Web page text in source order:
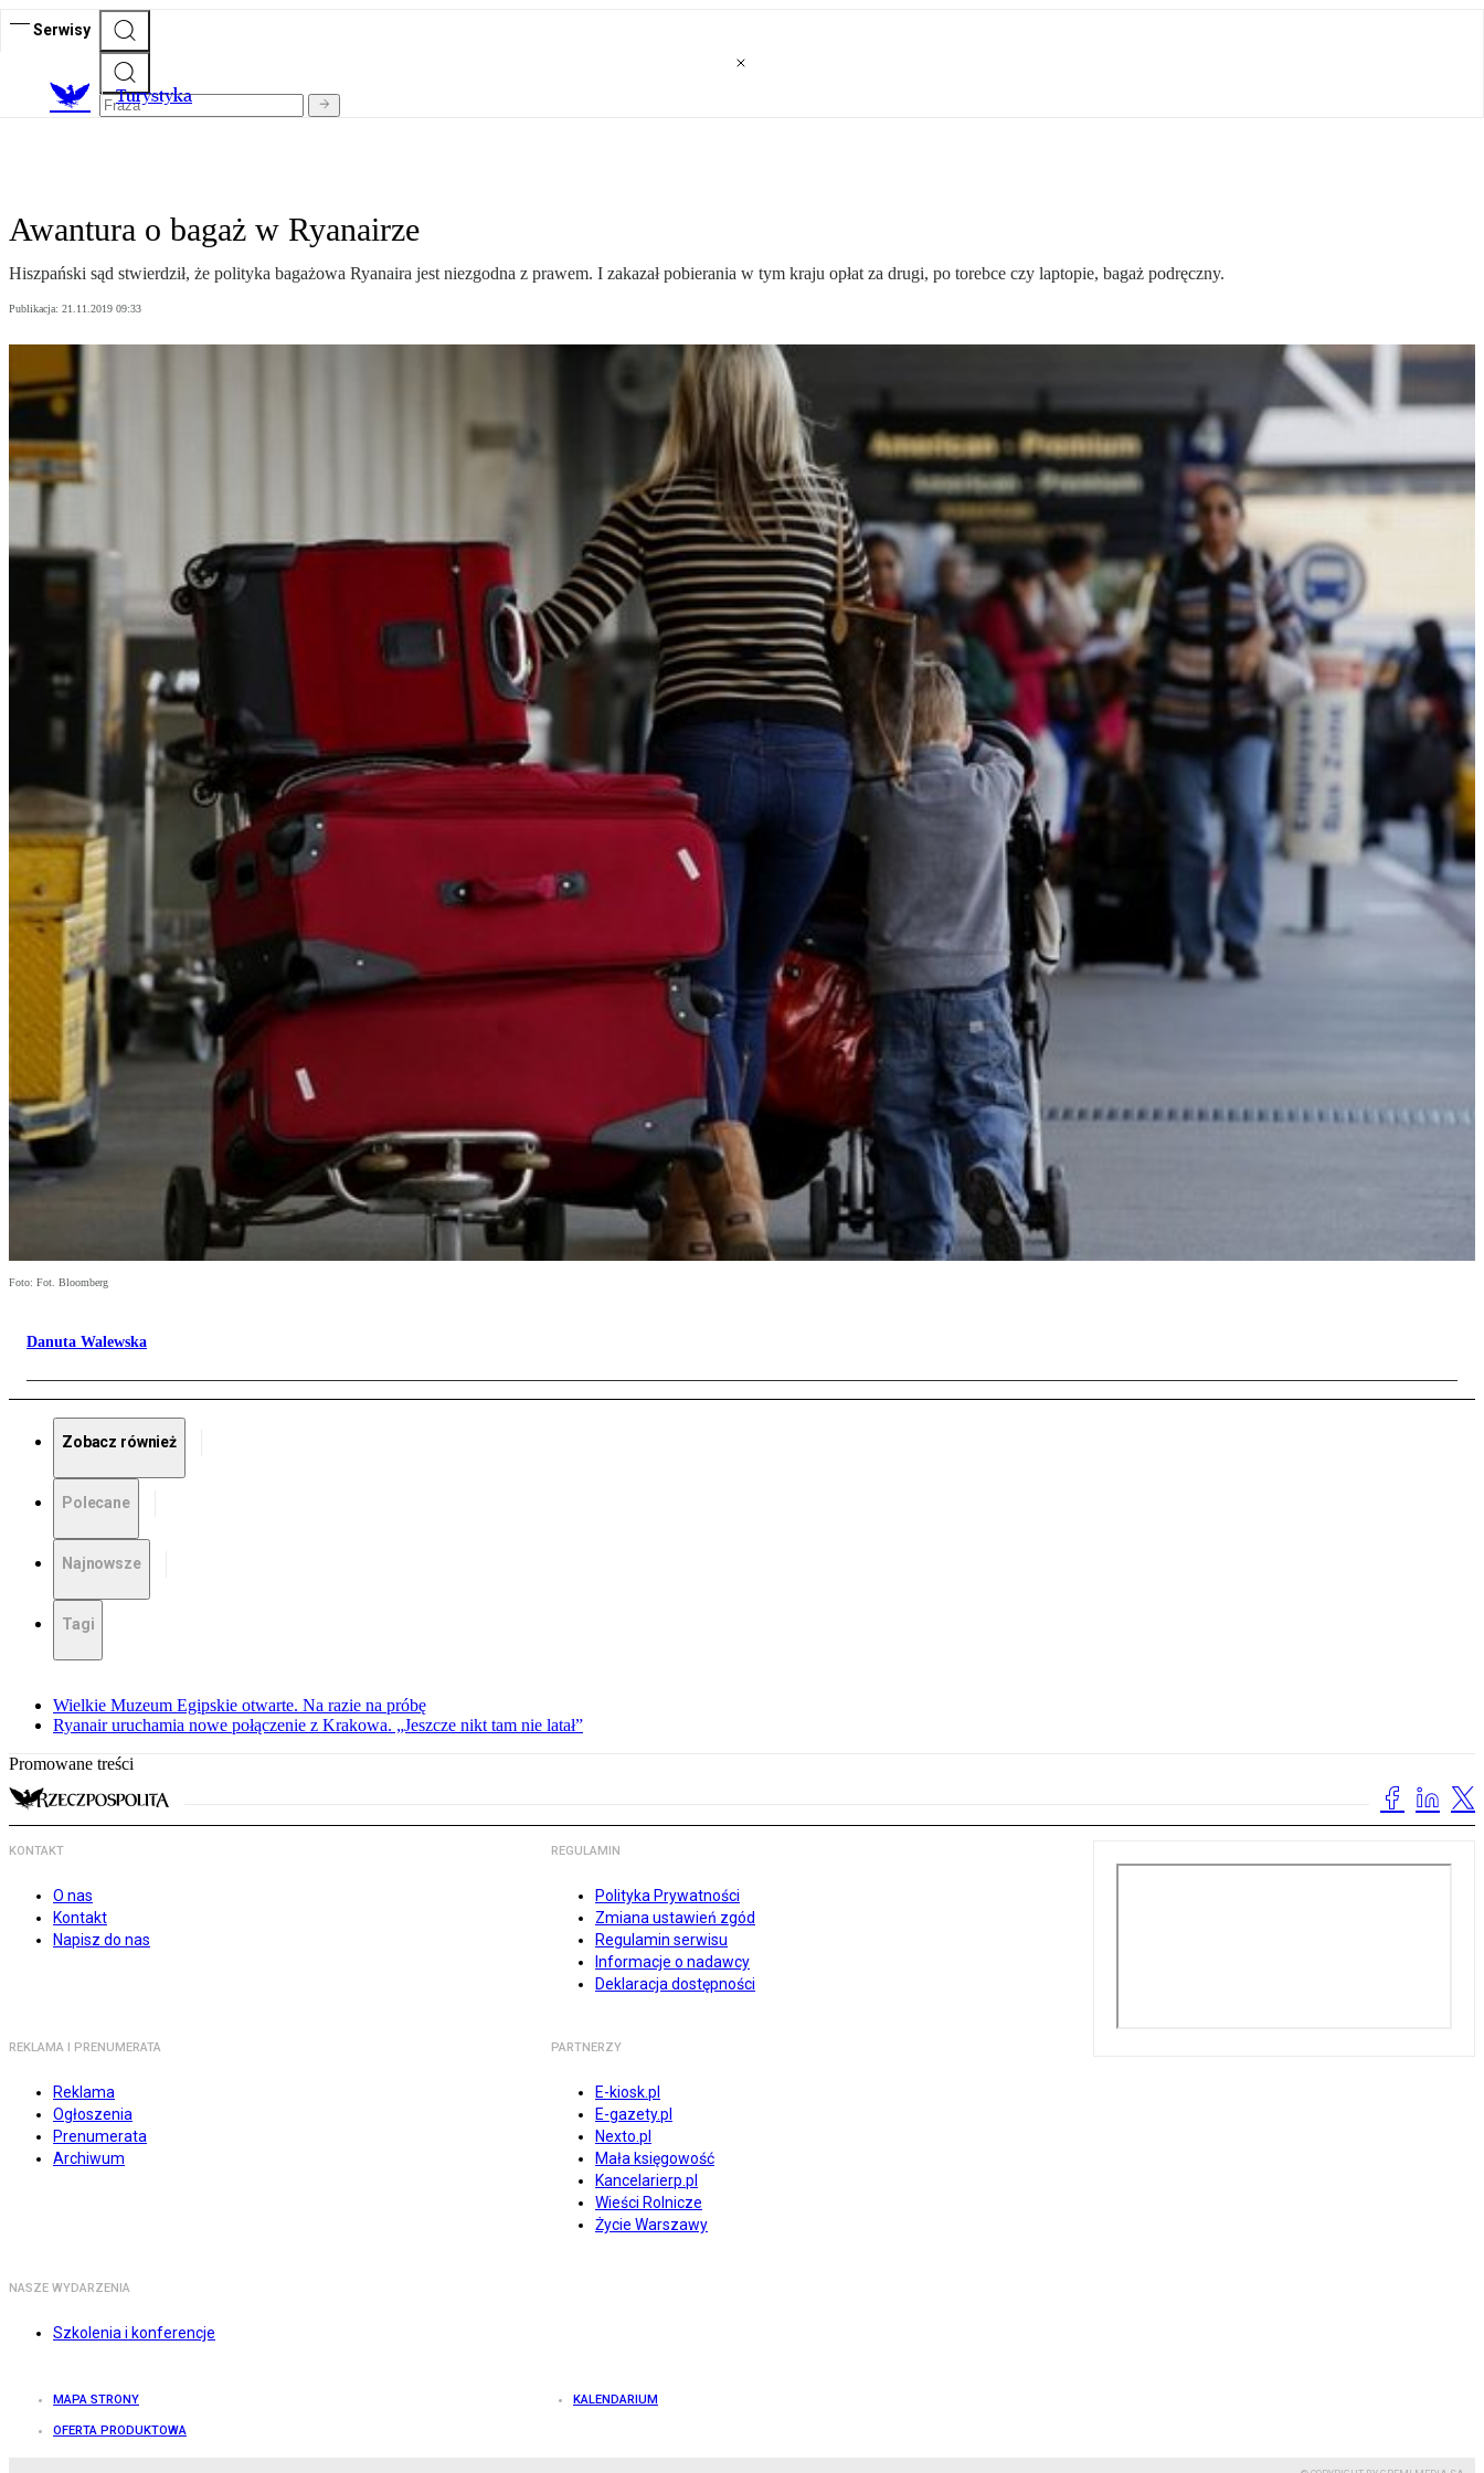
Serwisy
Turystyka
Awantura o bagaż w Ryanairze
Hiszpański sąd stwierdził, że polityka bagażowa Ryanaira jest niezgodna z prawem. I zakazał pobierania w tym kraju opłat za drugi, po torebce czy laptopie, bagaż podręczny.
Publikacja: 21.11.2019 09:33
Foto: Fot. Bloomberg
Danuta Walewska
Zobacz również
Polecane
Najnowsze
Tagi
Wielkie Muzeum Egipskie otwarte. Na razie na próbę
Ryanair uruchamia nowe połączenie z Krakowa. „Jeszcze nikt tam nie latał”
Promowane treści
KONTAKT
O nas
Kontakt
Napisz do nas
REGULAMIN
Polityka Prywatności
Zmiana ustawień zgód
Regulamin serwisu
Informacje o nadawcy
Deklaracja dostępności
REKLAMA I PRENUMERATA
Reklama
Ogłoszenia
Prenumerata
Archiwum
PARTNERZY
E-kiosk.pl
E-gazety.pl
Nexto.pl
Mała księgowość
Kancelarierp.pl
Wieści Rolnicze
Życie Warszawy
NASZE WYDARZENIA
Szkolenia i konferencje
MAPA STRONY KALENDARIUM
OFERTA PRODUKTOWA